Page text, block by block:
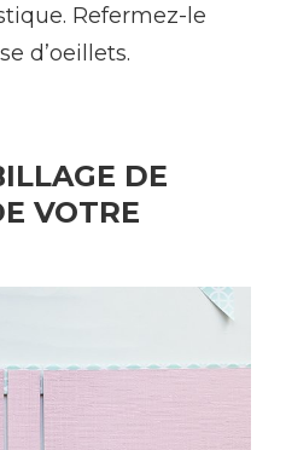
Refermez-le
d’oeillets.
DE
VOTRE